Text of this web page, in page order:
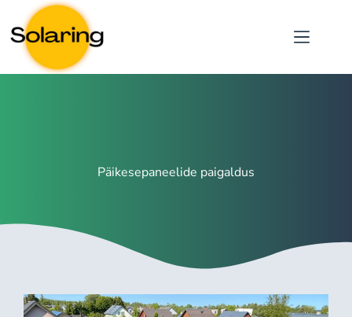
Päikesepaneelide paigaldus